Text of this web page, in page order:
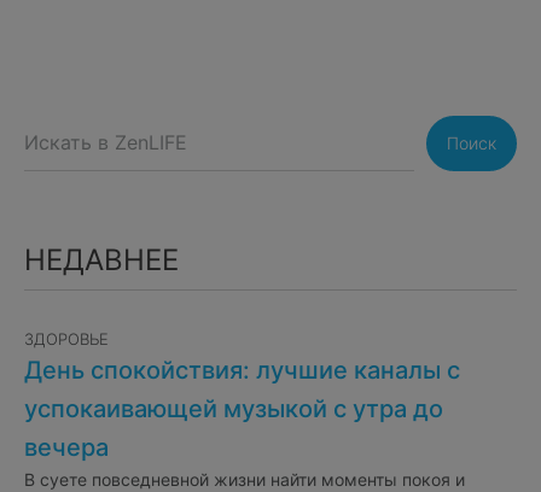
Поиск
НЕДАВНЕЕ
ЗДОРОВЬЕ
День спокойствия: лучшие каналы с
успокаивающей музыкой с утра до
вечера
В суете повседневной жизни найти моменты покоя и